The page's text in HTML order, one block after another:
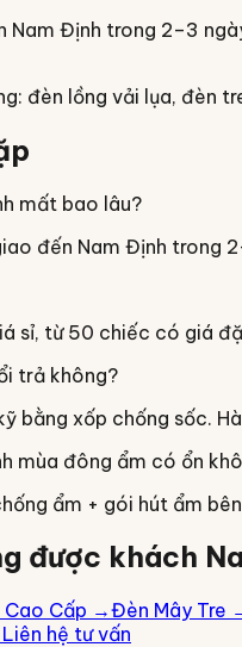
Nam Định trong 2–3
đèn lồng vải lụa, đèn
mất bao lâu?
đến Nam Định
sỉ, từ 50 chiếc có giá
trả không?
bằng xốp chống sốc.
mùa đông ẩm có ổn
ẩm + gói hút ẩm
được khách
Cấp →Đèn Mây Tre
Liên hệ tư vấn